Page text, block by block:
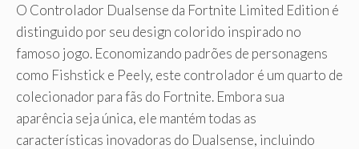
O Controlador Dualsense da Fortnite Limited Edition é
distinguido por seu design colorido inspirado no
famoso jogo. Economizando padrões de personagens
como Fishstick e Peely, este controlador é um quarto de
colecionador para fãs do Fortnite. Embora sua
aparência seja única, ele mantém todas as
características inovadoras do Dualsense, incluindo